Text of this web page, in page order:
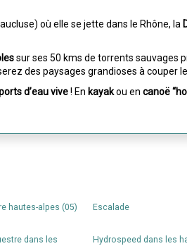
où elle se jette dans le Rhône, la
sur ses 50 kms de torrents sauvages
des paysages grandioses à couper
d’eau vive! En kayakou en canoë
hautes-alpes (05)
Escalade
dans les
Hydrospeed dans les